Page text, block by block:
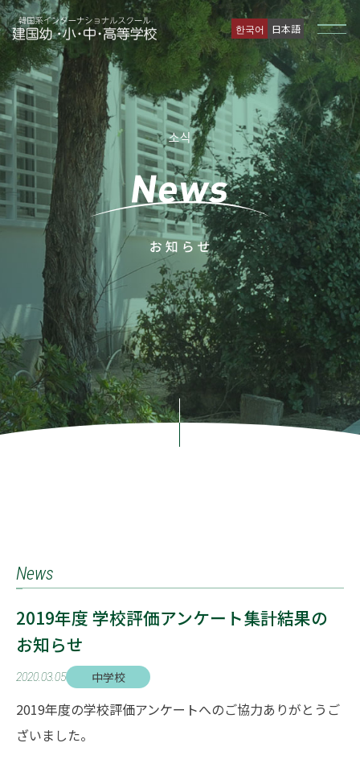
한국어 日本語
News
2019年度 学校評価アンケート集計結果の
お知らせ
2020.03.05 中学校
2019年度の学校評価アンケートへのご協力ありがとうご
ざいました。